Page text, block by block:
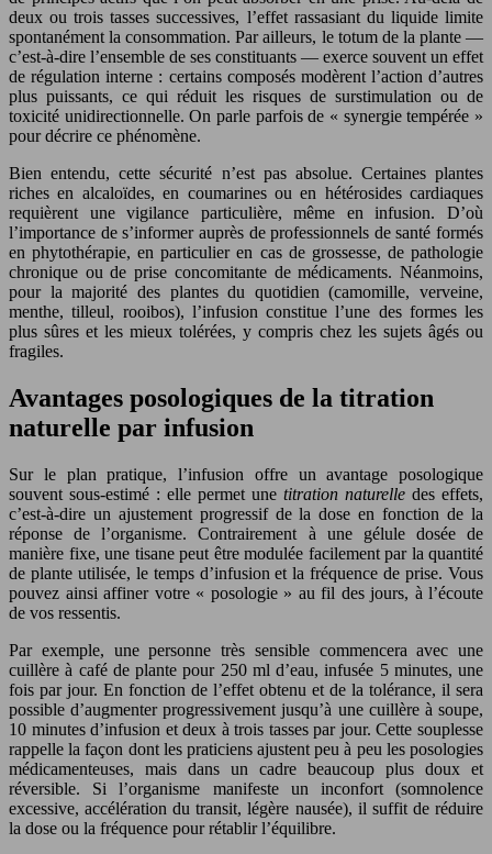
deux ou trois tasses successives, l’effet rassasiant du liquide limite
spontanément la consommation. Par ailleurs, le totum de la plante —
c’est-à-dire l’ensemble de ses constituants — exerce souvent un effet
de régulation interne : certains composés modèrent l’action d’autres
plus puissants, ce qui réduit les risques de surstimulation ou de
toxicité unidirectionnelle. On parle parfois de « synergie tempérée »
pour décrire ce phénomène.
Bien entendu, cette sécurité n’est pas absolue. Certaines plantes
riches en alcaloïdes, en coumarines ou en hétérosides cardiaques
requièrent une vigilance particulière, même en infusion. D’où
l’importance de s’informer auprès de professionnels de santé formés
en phytothérapie, en particulier en cas de grossesse, de pathologie
chronique ou de prise concomitante de médicaments. Néanmoins,
pour la majorité des plantes du quotidien (camomille, verveine,
menthe, tilleul, rooibos), l’infusion constitue l’une des formes les
plus sûres et les mieux tolérées, y compris chez les sujets âgés ou
fragiles.
Avantages posologiques de la titration
naturelle par infusion
Sur le plan pratique, l’infusion offre un avantage posologique
souvent sous-estimé : elle permet une titration naturelle des effets,
c’est-à-dire un ajustement progressif de la dose en fonction de la
réponse de l’organisme. Contrairement à une gélule dosée de
manière fixe, une tisane peut être modulée facilement par la quantité
de plante utilisée, le temps d’infusion et la fréquence de prise. Vous
pouvez ainsi affiner votre « posologie » au fil des jours, à l’écoute
de vos ressentis.
Par exemple, une personne très sensible commencera avec une
cuillère à café de plante pour 250 ml d’eau, infusée 5 minutes, une
fois par jour. En fonction de l’effet obtenu et de la tolérance, il sera
possible d’augmenter progressivement jusqu’à une cuillère à soupe,
10 minutes d’infusion et deux à trois tasses par jour. Cette souplesse
rappelle la façon dont les praticiens ajustent peu à peu les posologies
médicamenteuses, mais dans un cadre beaucoup plus doux et
réversible. Si l’organisme manifeste un inconfort (somnolence
excessive, accélération du transit, légère nausée), il suffit de réduire
la dose ou la fréquence pour rétablir l’équilibre.